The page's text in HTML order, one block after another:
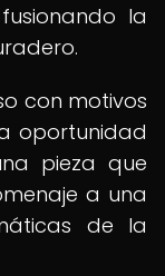
la
con motivos
oportunidad
pieza que
a una
de la